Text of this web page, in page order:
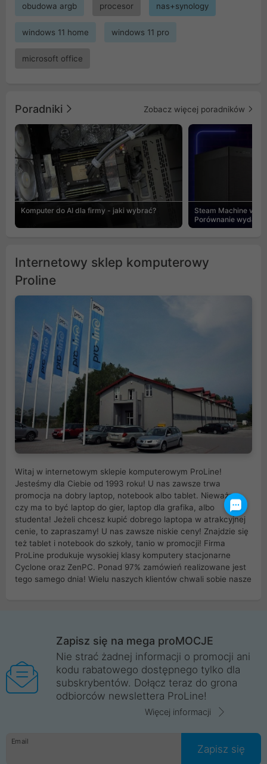
obudowa argb procesor nas+synology
windows 11 home windows 11 pro
microsoft office
Poradniki Zobacz więcej poradników
Komputer do AI dla firmy - jaki wybrać?
Steam Machine vs
Porównanie
Internetowy sklep komputerowy
Proline
Witaj w internetowym sklepie komputerowym ProLine!
Jesteśmy dla Ciebie od 1993 roku! U nas zawsze trwa
promocja na dobry laptop, notebook albo tablet. Nieważne
czy ma to być laptop do gier, laptop dla grafika, albo
studenta! Jeżeli chcesz kupić dobrego laptopa w atrakcyjnej
cenie, to zapraszamy! U nas zawsze niskie ceny! Znajdzie się
też tablet i notebook do szkoły, tanio w promocji! Firma
ProLine produkuje wysokiej klasy komputery stacjonarne
Cyclone oraz ZenPC. Ponad 97% zamówień realizowane jest
tego samego dnia! Wielu naszych klientów chwali sobie nasze
Wrocław, Poznań, Legnica, Katowice, Gliwice, Kalisz, Bytom,
Trzebnica, Opole. Szybka i profesjonalna obsługa!
ProLine to polska firma ze 100% polskim kapitałem. Działamy
legalnie i płacimy podatki w naszym kraju! Posiadamy siedzibę
główną w Mirkowie oraz salony na terenie kraju. Cała
komunikacja ze sklepem komputerowym ProLine jest
danych osobowych. Dlatego zakup notebooka albo laptopa w
ProLine to czysta przyjemność i pełne bezpieczeństwo.
Zaopatrzysz się u nas w akcesoria i części komputerowe
Zapisz się na mega proMOCJE
Nie strać żadnej informacji o promocji ani
kodu rabatowego dostępnego tylko dla
subskrybentów. Dołącz teraz do grona
odbiorców newslettera ProLine!
Więcej informacji
Email
Zapisz się